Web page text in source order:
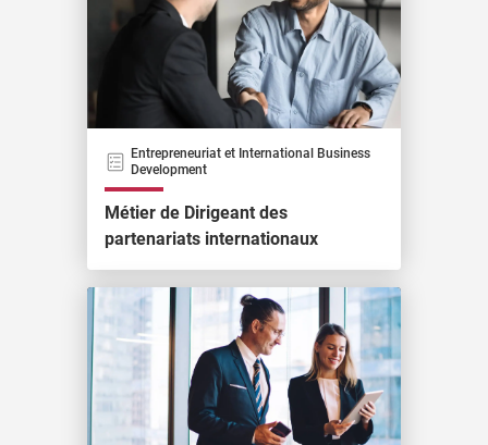
Entrepreneuriat et International Business
Development
Métier de Dirigeant des
partenariats internationaux